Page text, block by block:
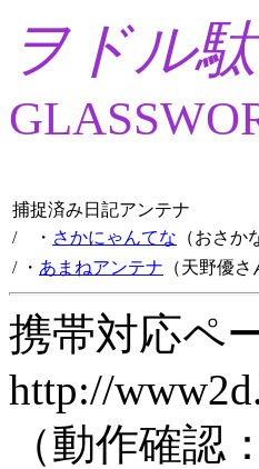
ヲドル
捕捉済み日記アンテナ
/ ・ さかにゃんてな （おさか
/ ・ あまねアンテナ （天野優さ
携帯対応ペ
http://
（動作確認